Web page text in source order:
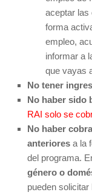
aceptar las
forma
empleo,
informar a
que vayas
No tener
No haber sido
RAI solo se
No haber
anteriores a la
del programa.
género o
pueden